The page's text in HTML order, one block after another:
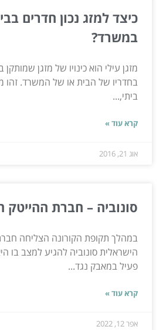
כיצד למזג נכון חדרים
במשרד?
מזגן עילי הוא כינויו של מזגן
בחדריו של הבית או של המשרד. זהו
ביתי,...
קרא עוד »
אוג 21, 2016
סונוביה – חברת ההייטק
במהלך תקופת הקורונה הצליחה
הישראלית סונוביה להגיע למצב בו
פעיל במאבק נגד...
קרא עוד »
אפר 12, 2022